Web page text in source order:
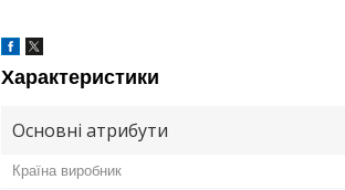
Характеристики
Основні атрибути
Країна виробник